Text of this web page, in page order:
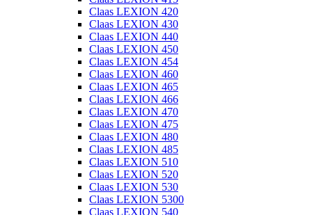
Claas LEXION 420
Claas LEXION 430
Claas LEXION 440
Claas LEXION 450
Claas LEXION 454
Claas LEXION 460
Claas LEXION 465
Claas LEXION 466
Claas LEXION 470
Claas LEXION 475
Claas LEXION 480
Claas LEXION 485
Claas LEXION 510
Claas LEXION 520
Claas LEXION 530
Claas LEXION 5300
Claas LEXION 540